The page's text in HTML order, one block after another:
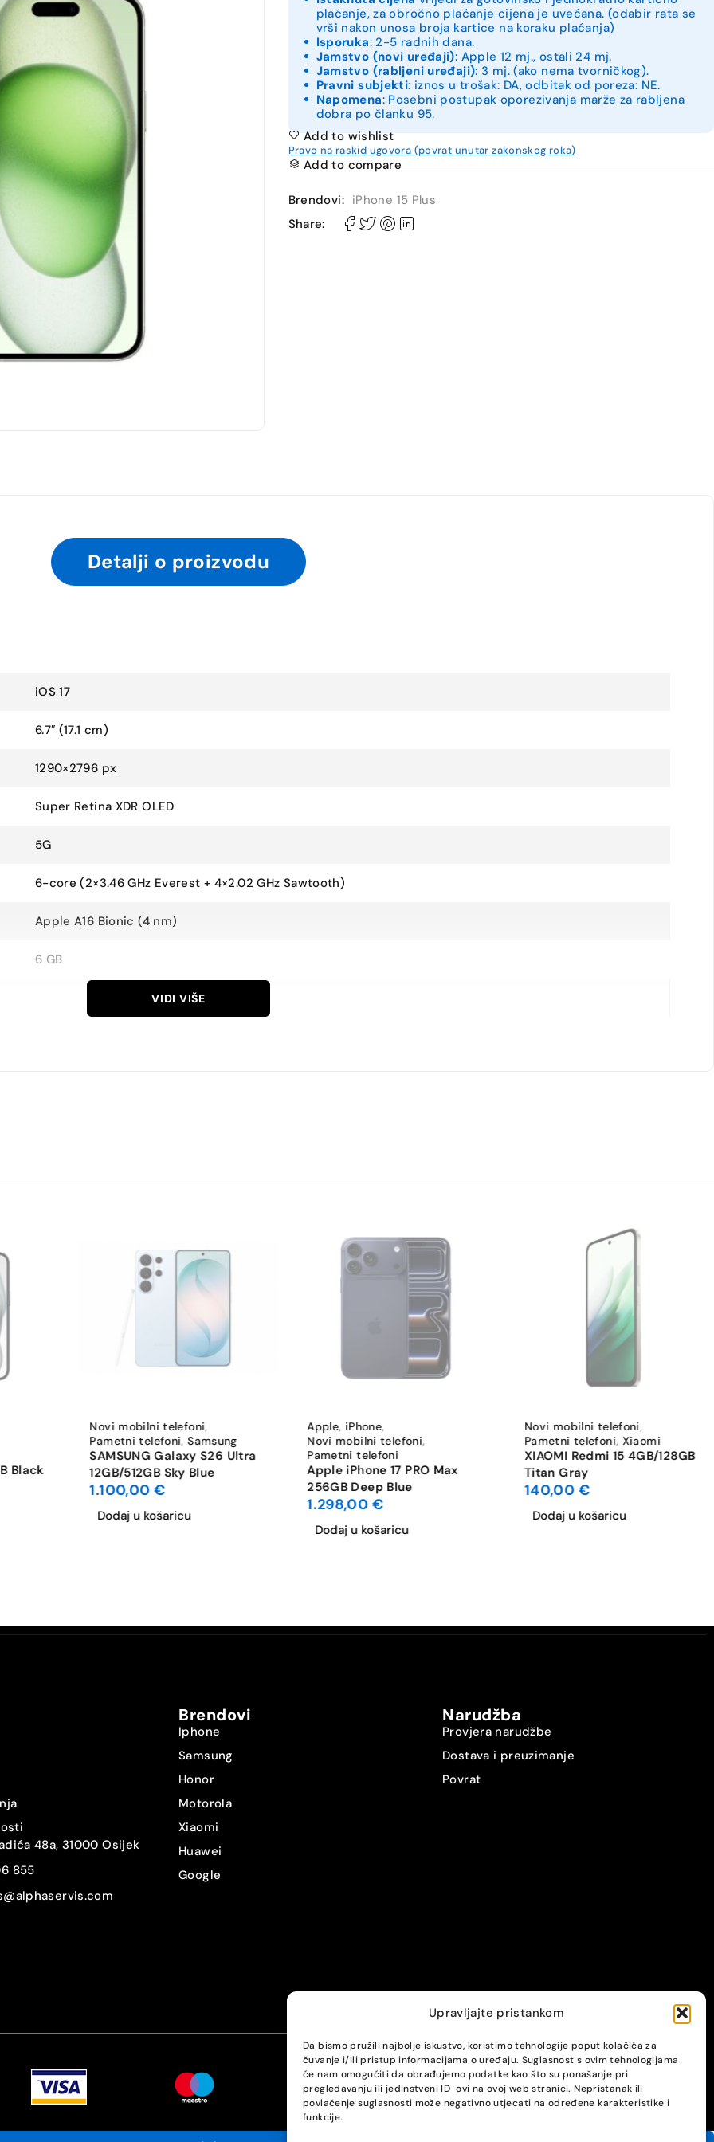
Upravljajte pristankom
Da bismo pružili najbolje iskustvo, koristimo tehnologije poput kolačića za
čuvanje i/ili pristup informacijama o uređaju. Suglasnost s ovim tehnologijama
će nam omogućiti da obrađujemo podatke kao što su ponašanje pri
pregledavanju ili jedinstveni ID-ovi na ovoj web stranici. Nepristanak ili
povlačenje suglasnosti može negativno utjecati na određene karakteristike i
funkcije.
plaćanje, za obročno plaćanje cijena je uvećana. (odabir rata se
vrši nakon unosa broja kartice na koraku plaćanja)
Isporuka: 2-5 radnih dana.
Jamstvo (novi uređaji): Apple 12 mj., ostali 24 mj.
Jamstvo (rabljeni uređaji): 3 mj. (ako nema tvorničkog).
Pravni subjekti: iznos u trošak: DA, odbitak od poreza: NE.
Napomena: Posebni postupak oporezivanja marže za rabljena
dobra po članku 95.
Add to wishlist
Pravo na raskid ugovora (povrat unutar zakonskog roka)
Add to compare
Brendovi: iPhone 15 Plus
Share:
Detalji o proizvodu
iOS 17
6.7″ (17.1 cm)
1290×2796 px
Super Retina XDR OLED
5G
6-core (2×3.46 GHz Everest + 4×2.02 GHz Sawtooth)
Apple A16 Bionic (4 nm)
6 GB
Dual SIM (Nano-SIM i eSIM)
VIDI VIŠE
Black
Novi mobilni telefoni,
Pametni telefoni,Samsung
SAMSUNG Galaxy S26 Ultra
12GB/512GB Sky Blue
1.100,00 €
Dodaj u košaricu
Apple, iPhone,
Novi mobilni telefoni,
Pametni telefoni
Apple iPhone 17 PRO Max
256GB Deep Blue
1.298,00 €
Dodaj u košaricu
Novi mobilni telefoni,
Pametni telefoni, Xiaomi
XIAOMI Redmi 15 4GB/128GB
Titan Gray
140,00 €
Dodaj u košaricu
48a, 31000 Osijek
855
Brendovi
Iphone
Samsung
Honor
Motorola
Xiaomi
Huawei
Google
Narudžba
Provjera narudžbe
Dostava i preuzimanje
Povrat